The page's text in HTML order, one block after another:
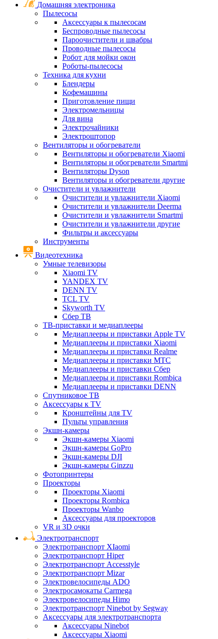
Домашняя электроника
Пылесосы
Аксессуары к пылесосам
Беспроводные пылесосы
Пароочистители и швабры
Проводные пылесосы
Робот для мойки окон
Роботы-пылесосы
Техника для кухни
Блендеры
Кофемашины
Приготовление пищи
Электромельницы
Для вина
Электрочайники
Электроштопор
Вентиляторы и обогреватели
Вентиляторы и обогреватели Xiaomi
Вентиляторы и обогреватели Smartmi
Вентиляторы Dyson
Вентиляторы и обогреватели другие
Очистители и увлажнители
Очистители и увлажнители Xiaomi
Очистители и увлажнители Deerma
Очистители и увлажнители Smartmi
Очистители и увлажнители другие
Фильтры и аксессуары
Инструменты
Видеотехника
Умные телевизоры
Xiaomi TV
YANDEX TV
DENN TV
TCL TV
Skyworth TV
Сбер ТВ
ТВ-приставки и медиаплееры
Медиаплееры и приставки Apple TV
Медиаплееры и приставки Xiaomi
Медиаплееры и приставки Realme
Медиаплееры и приставки МТС
Медиаплееры и приставки Сбер
Медиаплееры и приставки Rombica
Медиаплееры и приставки DENN
Спутниковое ТВ
Аксессуары к TV
Кронштейны для TV
Пульты управления
Экшн-камеры
Экшн-камеры Xiaomi
Экшн-камеры GoPro
Экшн-камеры DJI
Экшн-камеры Ginzzu
Фотопринтеры
Проекторы
Проекторы Xiaomi
Проекторы Rombica
Проекторы Wanbo
Аксессуары для проекторов
VR и 3D очки
Электротранспорт
Электротранспорт XIaomi
Электротранспорт Hiper
Электротранспорт Accesstyle
Электротранспорт Mizar
Электровелосипеды ADO
Электросамокаты Carmega
Электровелосипеды Himo
Электротранспорт Ninebot by Segway
Аксессуары для электротранспорта
Аксессуары Ninebot
Аксессуары Xiaomi